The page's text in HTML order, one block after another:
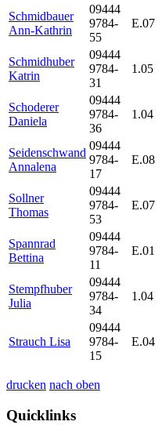
Schmidbauer
Ann-Kathrin
09444
9784-
55
E.07
Schmidhuber
Katrin
09444
9784-
31
1.05
Schoderer
Daniela
09444
9784-
36
1.04
Seidenschwand
Annalena
09444
9784-
17
E.08
Sollner
Thomas
09444
9784-
53
E.07
Spannrad
Bettina
09444
9784-
11
E.01
Stempfhuber
Julia
09444
9784-
34
1.04
Strauch Lisa
09444
9784-
15
E.04
drucken nach oben
Quicklinks